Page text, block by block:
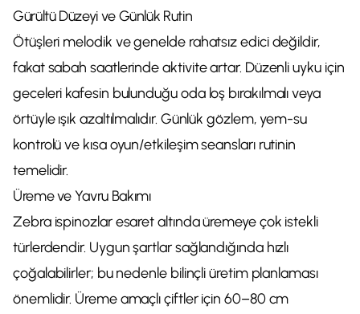
Gürültü Düzeyi ve Günlük Rutin
Ötüşleri melodik ve genelde rahatsız edici değildir,
fakat sabah saatlerinde aktivite artar. Düzenli uyku için
geceleri kafesin bulunduğu oda loş bırakılmalı veya
örtüyle ışık azaltılmalıdır. Günlük gözlem, yem-su
kontrolü ve kısa oyun/etkileşim seansları rutinin
temelidir.
Üreme ve Yavru Bakımı
Zebra ispinozlar esaret altında üremeye çok istekli
türlerdendir. Uygun şartlar sağlandığında hızlı
çoğalabilirler; bu nedenle bilinçli üretim planlaması
önemlidir. Üreme amaçlı çiftler için 60–80 cm